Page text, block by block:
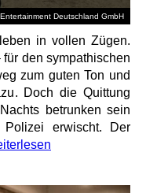
Deutschland GmbH
in vollen Zügen.
den sympathischen
zum guten Ton und
Doch die Quittung
betrunken sein
erwischt. Der